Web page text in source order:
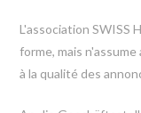
L'association SWISS
forme, mais
à la qualité des